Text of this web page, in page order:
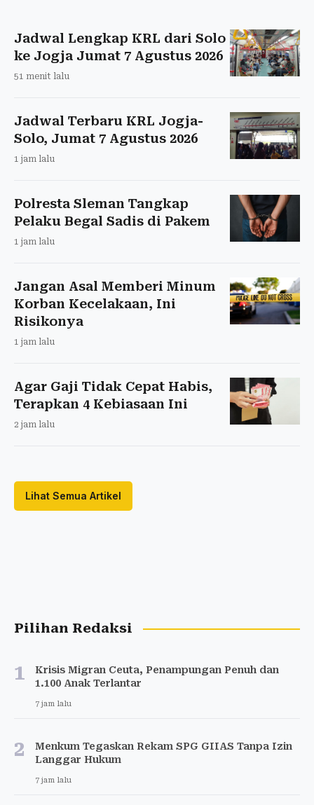
Jadwal Lengkap KRL dari Solo
ke Jogja Jumat 7 Agustus 2026
51 menit lalu
Jadwal Terbaru KRL Jogja-
Solo, Jumat 7 Agustus 2026
1 jam lalu
Polresta Sleman Tangkap
Pelaku Begal Sadis di Pakem
1 jam lalu
Jangan Asal Memberi Minum
Korban Kecelakaan, Ini
Risikonya
1 jam lalu
Agar Gaji Tidak Cepat Habis,
Terapkan 4 Kebiasaan Ini
2 jam lalu
Lihat Semua Artikel
Pilihan Redaksi
1
Krisis Migran Ceuta, Penampungan Penuh dan
1.100 Anak Terlantar
7 jam lalu
2
Menkum Tegaskan Rekam SPG GIIAS Tanpa Izin
Langgar Hukum
7 jam lalu